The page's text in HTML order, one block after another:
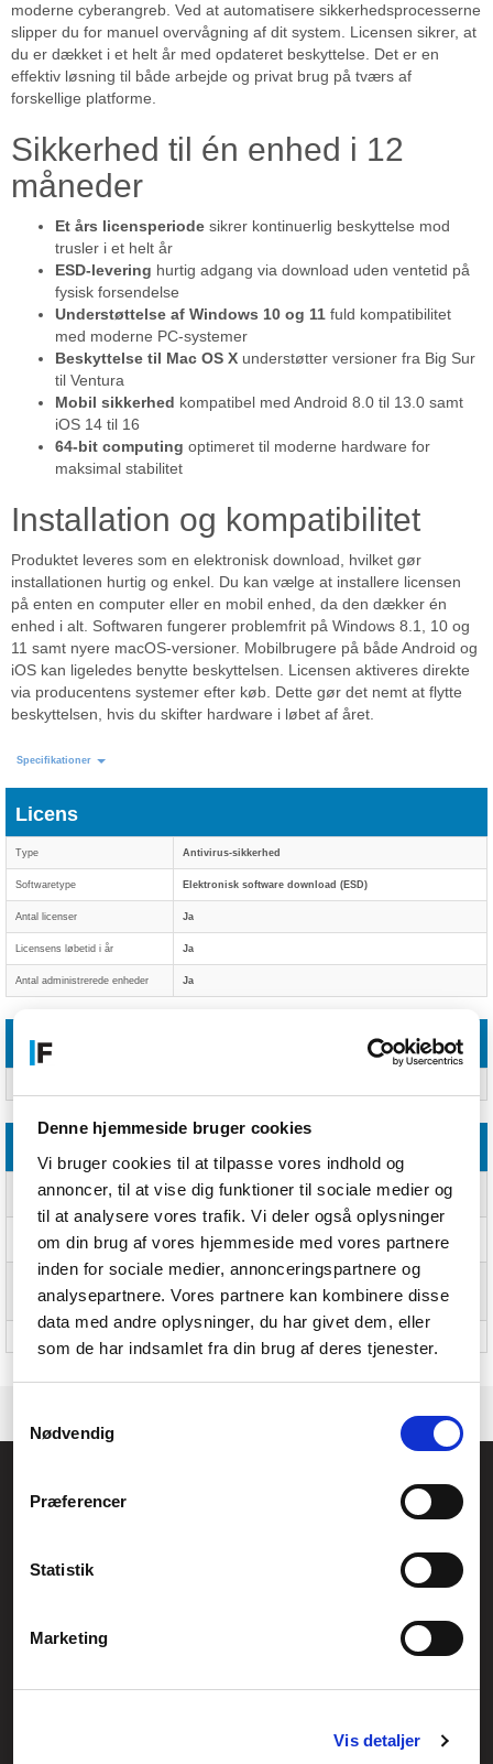
Denne hjemmeside bruger cookies
Vi bruger cookies til at tilpasse vores indhold og
annoncer, til at vise dig funktioner til sociale medier og
til at analysere vores trafik. Vi deler også oplysninger
om din brug af vores hjemmeside med vores partnere
inden for sociale medier, annonceringspartnere og
analysepartnere. Vores partnere kan kombinere disse
data med andre oplysninger, du har givet dem, eller
som de har indsamlet fra din brug af deres tjenester.
Nødvendig
Præferencer
Statistik
Marketing
Vis detaljer
moderne cyberangreb. Ved at automatisere sikkerhedsprocesserne
slipper du for manuel overvågning af dit system. Licensen sikrer, at
du er dækket i et helt år med opdateret beskyttelse. Det er en
effektiv løsning til både arbejde og privat brug på tværs af
forskellige platforme.
Sikkerhed til én enhed i 12
måneder
Et års licensperiode sikrer kontinuerlig beskyttelse mod
trusler i et helt år
ESD-levering hurtig adgang via download uden ventetid på
fysisk forsendelse
Understøttelse af Windows 10 og 11 fuld kompatibilitet
med moderne PC-systemer
Beskyttelse til Mac OS X understøtter versioner fra Big Sur
til Ventura
Mobil sikkerhed kompatibel med Android 8.0 til 13.0 samt
iOS 14 til 16
64-bit computing optimeret til moderne hardware for
maksimal stabilitet
Installation og kompatibilitet
Produktet leveres som en elektronisk download, hvilket gør
installationen hurtig og enkel. Du kan vælge at installere licensen
på enten en computer eller en mobil enhed, da den dækker én
enhed i alt. Softwaren fungerer problemfrit på Windows 8.1, 10 og
11 samt nyere macOS-versioner. Mobilbrugere på både Android og
iOS kan ligeledes benytte beskyttelsen. Licensen aktiveres direkte
via producentens systemer efter køb. Dette gør det nemt at flytte
beskyttelsen, hvis du skifter hardware i løbet af året.
Specifikationer
Licens
Type Antivirus-sikkerhed
Softwaretype Elektronisk software download (ESD)
Antal licenser Ja
Licensens løbetid i år Ja
Antal administrerede enheder Ja
Funktioner
Understøttede Windows-
Windows 10, Windows 11, Windows 8.1
operativsystemer
13.0 Ventura
Understøttede mobile
operativsystemer
Android 10.0, Android 11.0, Android 12.0, Android 13.0,
Android 8.0, Android 8.1, Android 9.0, iOS 14, iOS 14.5,
iOS 15, iOS 16
CVR.: 26208637
Generelle henvendelser:
Service- og reklamationsafdelingen:
Opret reklamation